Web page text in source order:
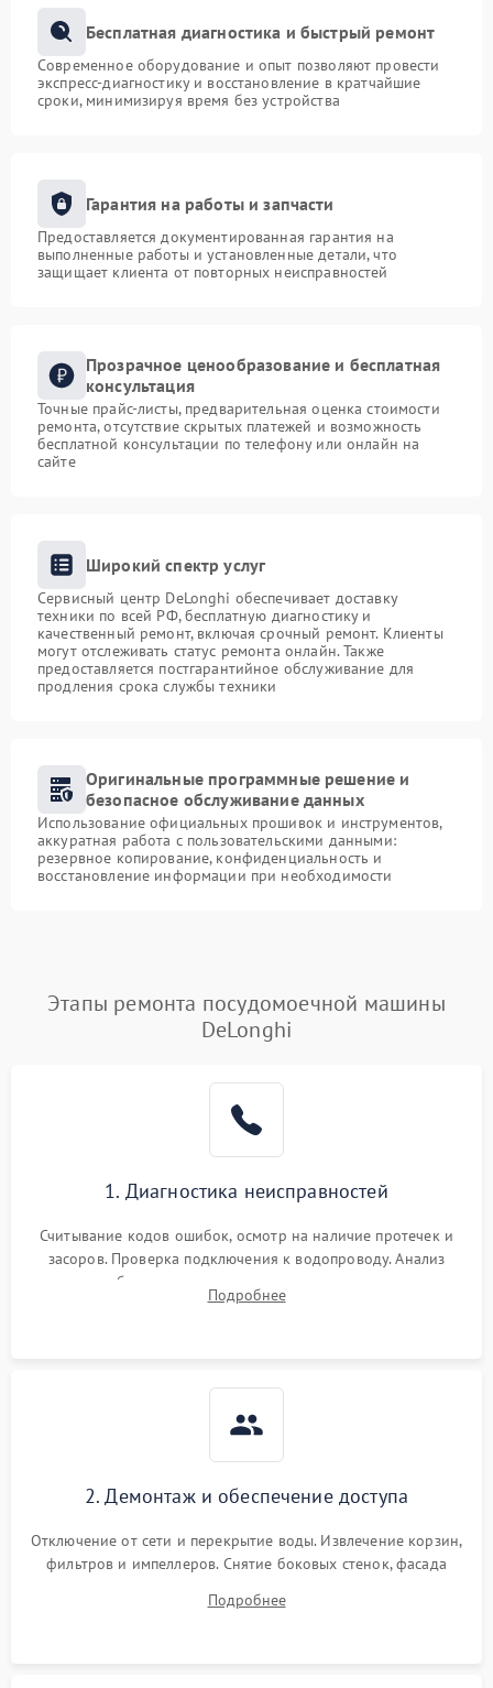
Бесплатная диагностика и быстрый ремонт
Современное оборудование и опыт позволяют провести
экспресс-диагностику и восстановление в кратчайшие
сроки, минимизируя время без устройства
Гарантия на работы и запчасти
Предоставляется документированная гарантия на
выполненные работы и установленные детали, что
защищает клиента от повторных неисправностей
Прозрачное ценообразование и бесплатная
консультация
Точные прайс-листы, предварительная оценка стоимости
ремонта, отсутствие скрытых платежей и возможность
бесплатной консультации по телефону или онлайн на
сайте
Широкий спектр услуг
Сервисный центр DeLonghi обеспечивает доставку
техники по всей РФ, бесплатную диагностику и
качественный ремонт, включая срочный ремонт. Клиенты
могут отслеживать статус ремонта онлайн. Также
предоставляется постгарантийное обслуживание для
продления срока службы техники
Оригинальные программные решение и
безопасное обслуживание данных
Использование официальных прошивок и инструментов,
аккуратная работа с пользовательскими данными:
резервное копирование, конфиденциальность и
восстановление информации при необходимости
Этапы ремонта посудомоечной машины
DeLonghi
1. Диагностика неисправностей
Считывание кодов ошибок, осмотр на наличие протечек и
засоров. Проверка подключения к водопроводу. Анализ
жалоб на отсутствие слива, нагрева, вращения
разбрызгивателей или срабатывание системы защиты
Подробнее
2. Демонтаж и обеспечение доступа
Отключение от сети и перекрытие воды. Извлечение корзин,
фильтров и импеллеров. Снятие боковых стенок, фасада
циркуляционному насосу, ТЭНу и сливной помпе.
Подробнее